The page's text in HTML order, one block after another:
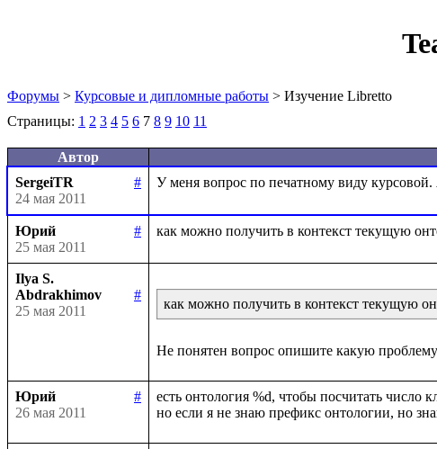
Форумы > Курсовые и дипломные работы > Изучение Libretto
Страницы: 1 2 3 4 5 6 7 8 9 10 11
Автор
SergeiTR
#
24 мая 2011
Юрий
#
25 мая 2011
Ilya S.
Abdrakhimov
#
25 мая 2011
как можно получить в контекст текущую
Юрий
#
26 мая 2011
есть онтология %d, чтобы посчитать число